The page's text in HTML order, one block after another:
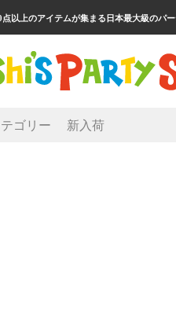
点以上のアイテムが集まる日本最大級のパ
ゴリー 新入荷